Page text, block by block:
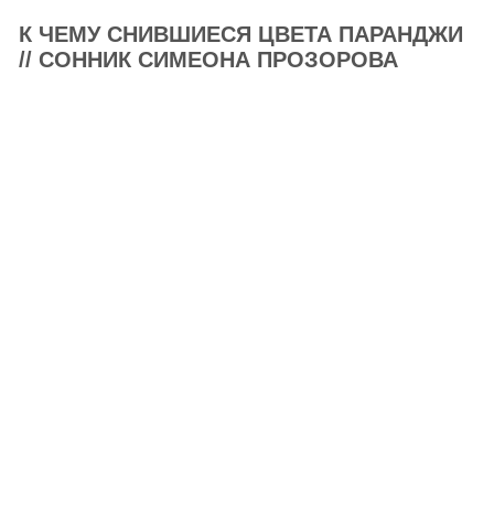
К ЧЕМУ СНИВШИЕСЯ ЦВЕТА ПАРАНДЖИ
// СОННИК СИМЕОНА ПРОЗОРОВА